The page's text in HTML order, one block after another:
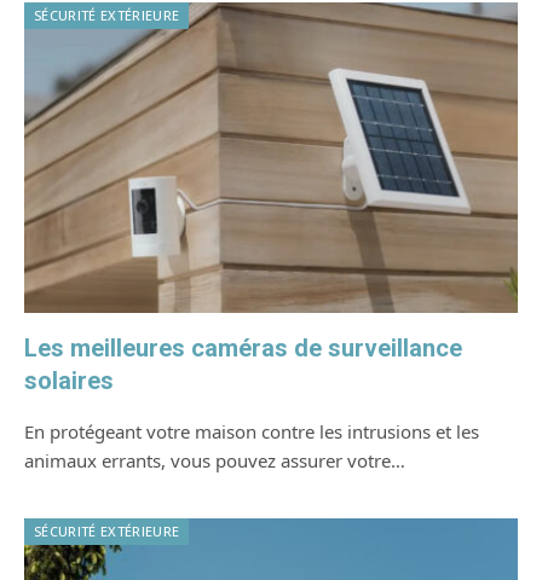
SÉCURITÉ EXTÉRIEURE
Les meilleures caméras de surveillance
solaires
En protégeant votre maison contre les intrusions et les
animaux errants, vous pouvez assurer votre…
SÉCURITÉ EXTÉRIEURE